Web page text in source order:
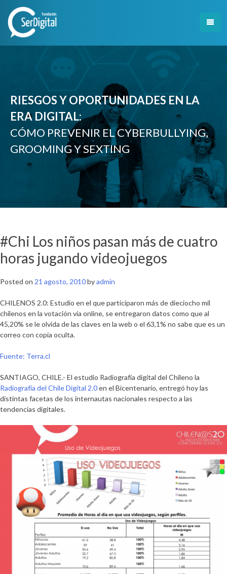
content
RIESGOS Y OPORTUNIDADES EN LA
ERA DIGITAL:
CÓMO PREVENIR EL CYBERBULLYING,
GROOMING Y SEXTING
#Chi Los niños pasan más de cuatro
horas jugando videojuegos
Posted on 21 agosto, 2010byadmin
CHILENOS 2.0: Estudio en el que participaron más de dieciocho mil
chilenos en la votación vía online, se entregaron datos como que al
45,20% se le olvida de las claves en la web o el 63,1% no sabe que es un
correo con copia oculta.
Fuente: Terra.cl
SANTIAGO, CHILE.- El estudio Radiografía digital del Chileno la
Radiografía del Chile Digital 2.0en el Bicentenario, entregó hoy las
distintas facetas de los internautas nacionales respecto a las
tendencias digitales.